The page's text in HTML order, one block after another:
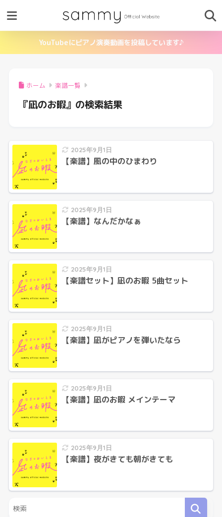
YouTubeにピアノ演奏動画を投稿しています♪
ホーム 楽譜一覧
『凪のお暇』の検索結果
2025年9月1日
【楽譜】風の中のひまわり
2025年9月1日
【楽譜】なんだかなぁ
2025年9月1日
【楽譜セット】凪のお暇 5曲セット
2025年9月1日
【楽譜】凪がピアノを弾いたなら
2025年9月1日
【楽譜】凪のお暇 メインテーマ
2025年9月1日
【楽譜】夜がきても朝がきても